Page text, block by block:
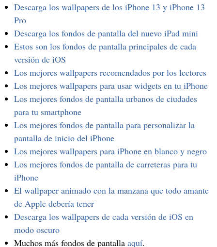
Descarga los wallpapers de los iPhone 13 y iPhone 13
Pro
Descarga los fondos de pantalla del nuevo iPad mini
Estos son los fondos de pantalla principales de cada
versión de iOS
Los mejores wallpapers recomendados por los lectores
Los mejores wallpapers para usar widgets en tu iPhone
Los mejores fondos de pantalla urbanos de ciudades
para tu smartphone
Los mejores fondos de pantalla para personalizar la
pantalla de inicio del iPhone
Los mejores wallpapers para iPhone en blanco y negro
Los mejores fondos de pantalla de carreteras para tu
iPhone
El wallpaper animado con la manzana que todo amante
de Apple debería tener
Descarga los wallpapers de cada versión de iOS en
modo oscuro
Muchos más fondos de pantalla aquí.